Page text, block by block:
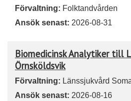
Förvaltning: Folktandvården
Ansök senast: 2026-08-31
Biomedicinsk Analytiker till
Örnsköldsvik
Förvaltning: Länssjukvård
Ansök senast: 2026-08-16